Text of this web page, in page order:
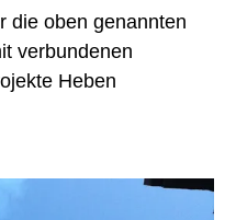
die oben genannten
verbundenen
Heben